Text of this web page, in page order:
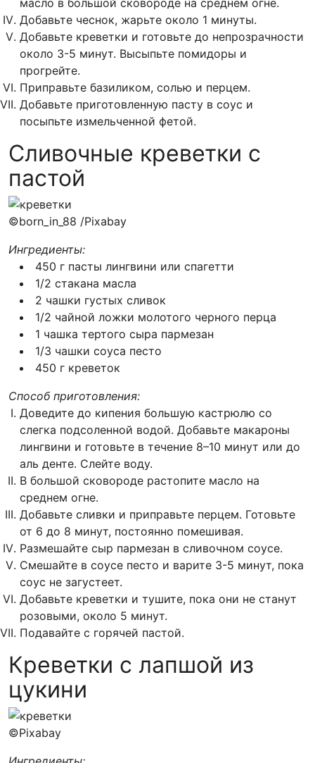
масло в большой сковороде на среднем огне.
Добавьте чеснок, жарьте около 1 минуты.
Добавьте креветки и готовьте до непрозрачности
около 3-5 минут. Высыпьте помидоры и
прогрейте.
Приправьте базиликом, солью и перцем.
Добавьте приготовленную пасту в соус и
посыпьте измельченной фетой.
Сливочные креветки с
пастой
©born_in_88 /Pixabay
Ингредиенты:
450 г пасты лингвини или спагетти
1/2 стакана масла
2 чашки густых сливок
1/2 чайной ложки молотого черного перца
1 чашка тертого сыра пармезан
1/3 чашки соуса песто
450 г креветок
Способ приготовления:
Доведите до кипения большую кастрюлю со
слегка подсоленной водой. Добавьте макароны
лингвини и готовьте в течение 8–10 минут или до
аль денте. Слейте воду.
В большой сковороде растопите масло на
среднем огне.
Добавьте сливки и приправьте перцем. Готовьте
от 6 до 8 минут, постоянно помешивая.
Размешайте сыр пармезан в сливочном соусе.
Смешайте в соусе песто и варите 3-5 минут, пока
соус не загустеет.
Добавьте креветки и тушите, пока они не станут
розовыми, около 5 минут.
Подавайте с горячей пастой.
Креветки с лапшой из
цукини
©Pixabay